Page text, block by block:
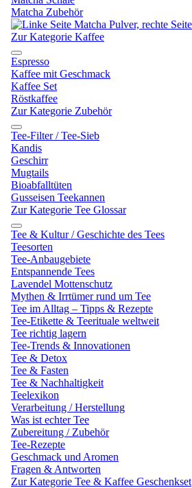
Matcha Zubehör
Zur Kategorie Kaffee
Espresso
Kaffee mit Geschmack
Kaffee Set
Röstkaffee
Zur Kategorie Zubehör
Tee-Filter / Tee-Sieb
Kandis
Geschirr
Mugtails
Bioabfalltüten
Gusseisen Teekannen
Zur Kategorie Tee Glossar
Tee & Kultur / Geschichte des Tees
Teesorten
Tee-Anbaugebiete
Entspannende Tees
Lavendel Mottenschutz
Mythen & Irrtümer rund um Tee
Tee im Alltag – Tipps & Rezepte
Tee-Etikette & Teerituale weltweit
Tee richtig lagern
Tee-Trends & Innovationen
Tee & Detox
Tee & Fasten
Tee & Nachhaltigkeit
Teelexikon
Verarbeitung / Herstellung
Was ist echter Tee
Zubereitung / Zubehör
Tee-Rezepte
Geschmack und Aromen
Fragen & Antworten
Zur Kategorie Tee & Kaffee Geschenkset